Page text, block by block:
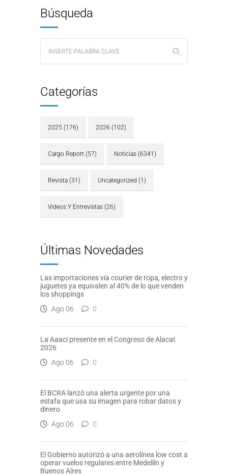
Búsqueda
Categorías
2025 (176) 2026 (102)
Cargo Report (57) Noticias (6341)
Revista (31) Uncategorized (1)
Videos Y Entrevistas (26)
Últimas Novedades
Las importaciones vía courier de ropa, electro y
juguetes ya equivalen al 40% de lo que venden
los shoppings
Ago 06
0
La Aaaci presente en el Congreso de Alacat
2026
Ago 06
0
El BCRA lanzó una alerta urgente por una
estafa que usa su imagen para robar datos y
dinero
Ago 06
0
El Gobierno autorizó a una aerolínea low cost a
operar vuelos regulares entre Medellín y
Buenos Aires